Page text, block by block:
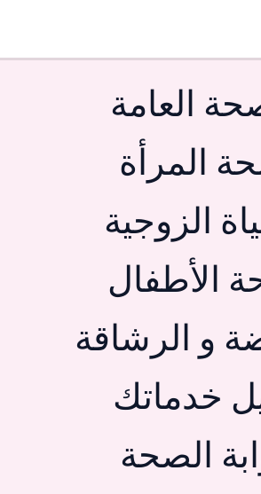
العامة
المرأة
الزوجية
الأطفال
و الرشاقة
خدماتك
الصحة